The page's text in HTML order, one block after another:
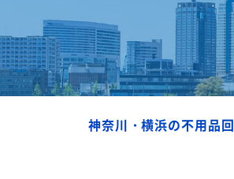
神奈川・横浜の不用品